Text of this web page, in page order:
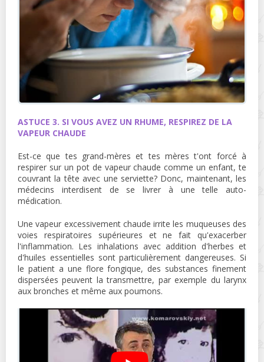
ASTUCE 3. SI VOUS AVEZ UN RHUME, RESPIREZ DE LA
VAPEUR CHAUDE
Est-ce que tes grand-mères et tes mères t'ont forcé à
respirer sur un pot de vapeur chaude comme un enfant, te
couvrant la tête avec une serviette? Donc, maintenant, les
médecins interdisent de se livrer à une telle auto-
médication.
Une vapeur excessivement chaude irrite les muqueuses des
voies respiratoires supérieures et ne fait qu'exacerber
l'inflammation. Les inhalations avec addition d'herbes et
d'huiles essentielles sont particulièrement dangereuses. Si
le patient a une flore fongique, des substances finement
dispersées peuvent la transmettre, par exemple du larynx
aux bronches et même aux poumons.